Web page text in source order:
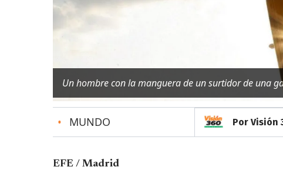
Un hombre con la manguera de un surtidor de una
• MUNDO Por Visión
EFE / Madrid